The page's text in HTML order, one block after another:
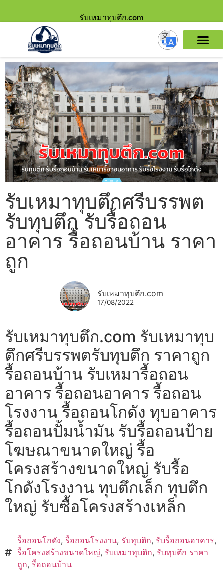
รับเหมาทุบตึก.com
รับเหมาทุบตึกศรีบรรพต
รับทุบตึก รับรื้อถอน
อาคาร รื้อถอนบ้าน ราคา
ถูก
รับเหมาทุบตึก.com
17/08/2022
รับเหมาทุบตึก.com รับเหมาทุบ
ตึกศรีบรรพตรับทุบตึก ราคาถูก
รื้อถอนบ้าน รับเหมารื้อถอน
อาคาร รื้อถอนอาคาร รื้อถอน
โรงงาน รื้อถอนโกดัง ทุบอาคาร
รื้อถอนปั้มน้ำมัน รับรื้อถอนป้าย
โฆษณาขนาดใหญ่ รื้อ
โครงสร้างขนาดใหญ่ รับรื้อ
โกดังโรงงาน ทุบตึกเล็ก ทุบตึก
ใหญ่ รับซื้อโครงสร้างเหล็ก
รื้อถอนโกดัง, รื้อถอนโรงงาน, รับทุบตึก, รับรื้อถอนอาคาร,
รื้อโครงสร้างขนาดใหญ่, รับเหมาทุบตึก, รับทุบตึก ราคา
ถูก, รื้อถอนบ้าน